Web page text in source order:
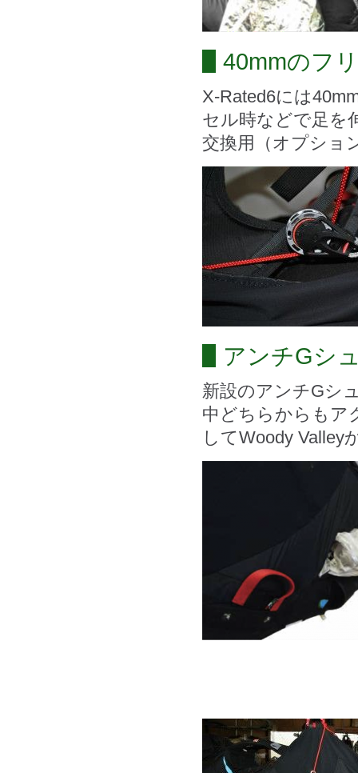
40mmのフ
X-Rated6には
セル時などで足を
交換用（オプショ
アンチGシ
新設のアンチGシ
中どちらからもア
してWoody Valley